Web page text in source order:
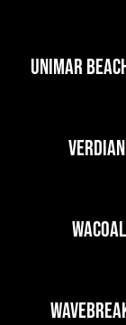
UNIMAR
WACOAL